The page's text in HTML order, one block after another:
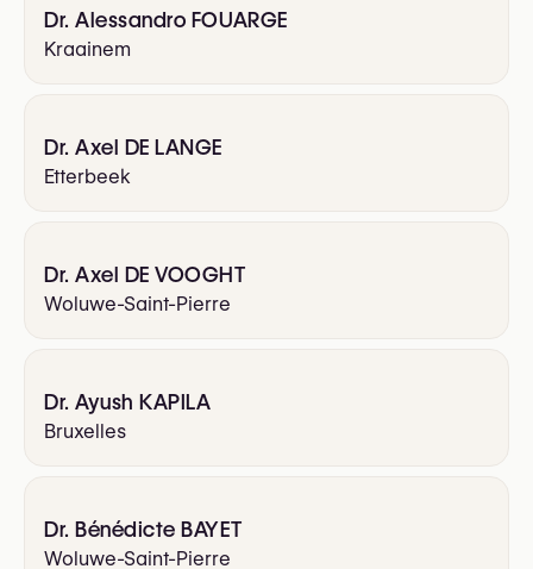
Dr. Alessandro FOUARGE
Kraainem
Dr. Axel DE LANGE
Etterbeek
Dr. Axel DE VOOGHT
Woluwe-Saint-Pierre
Dr. Ayush KAPILA
Bruxelles
Dr. Bénédicte BAYET
Woluwe-Saint-Pierre